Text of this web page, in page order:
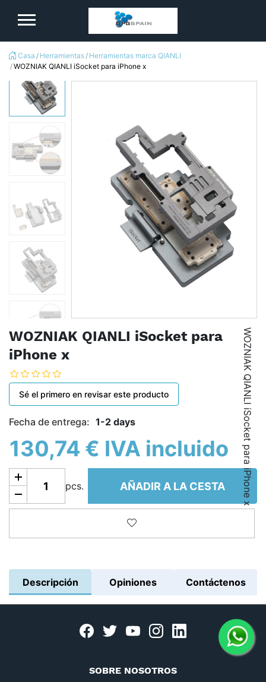
Casa Herramientas Herramientas marca QIANLI
WOZNIAK QIANLI iSocket para iPhone x
WOZNIAK QIANLI iSocket para iPhone x
WOZNIAK QIANLI iSocket para
iPhone x
Sé el primero en revisar este producto
Fecha de entrega: 1-2 days
130,74 € IVA incluido
Añadir a la cesta
pcs.
AÑADIR A LA CESTA
Añadir a la lista de deseos
Descripción Opiniones Contáctenos
Facebook
twitteryoutubeinstagramlinkedin
SOBRE NOSOTROS